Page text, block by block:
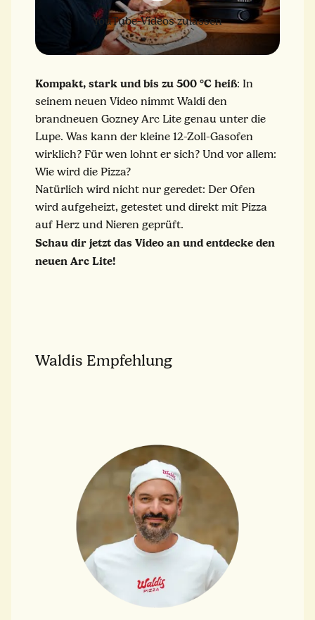
YouTube-Videos zulassen
Kompakt, stark und bis zu 500 °C heiß: In
seinem neuen Video nimmt Waldi den
brandneuen Gozney Arc Lite genau unter die
Lupe. Was kann der kleine 12-Zoll-Gasofen
wirklich? Für wen lohnt er sich? Und vor allem:
Wie wird die Pizza?
Natürlich wird nicht nur geredet: Der Ofen
wird aufgeheizt, getestet und direkt mit Pizza
auf Herz und Nieren geprüft.
Schau dir jetzt das Video an und entdecke den
neuen Arc Lite!
Waldis Empfehlung